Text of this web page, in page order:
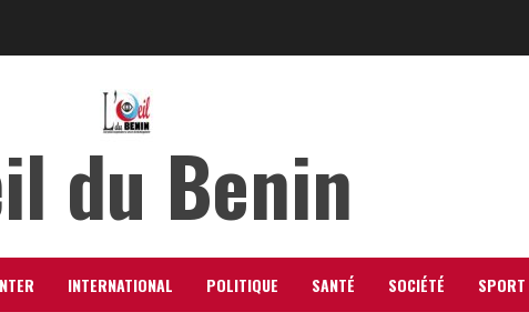
du Benin
INTERNATIONAL POLITIQUE SANTÉ SOCIÉTÉ SPORT